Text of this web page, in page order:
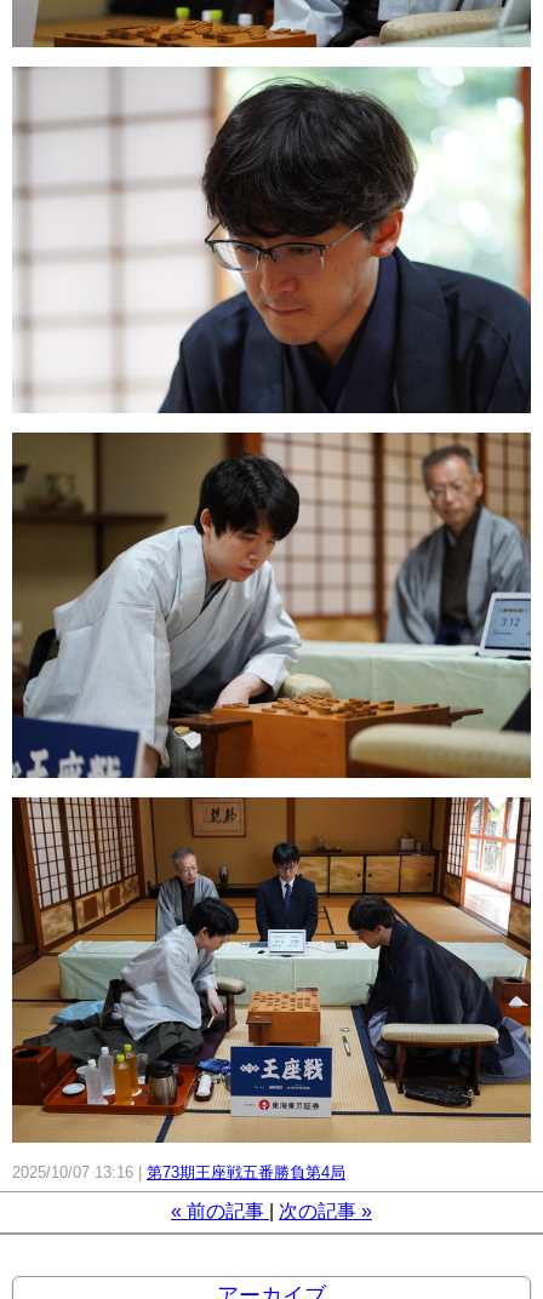
2025/10/07 13:16 第73期王座戦五番勝負第4局
« 前の記事 次の記事 »